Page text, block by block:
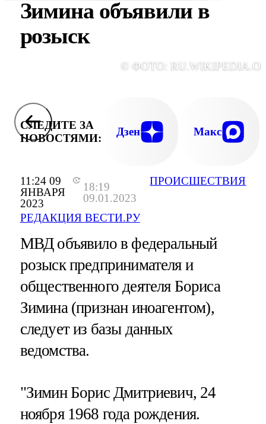
11:24 09
ЯНВАРЯ
2023
18:19
09.01.2023
РЕДАКЦИЯ ВЕСТИ.РУ
ПРОИСШЕСТВИЯ
Зимина объявили в
розыск
© ФОТО:
СЛЕДИТЕ ЗА
НОВОСТЯМИ:
Дзен Макс
МВД объявило в федеральный
розыск предпринимателя и
общественного деятеля Бориса
Зимина (признан иноагентом),
следует из базы данных
ведомства.
"Зимин Борис Дмитриевич, 24
ноября 1968 года рождения.